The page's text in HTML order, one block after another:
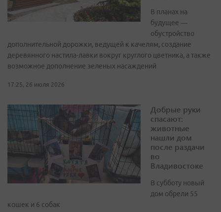
В планах на
будущее —
обустройство
дополнительной дорожки, ведущей к качелям, создание
деревянного настила-лавки вокруг круглого цветника, а также
возможное дополнение зеленых насаждений
17:25, 26 июля 2026
Добрые руки
спасают:
животные
нашли дом
после раздачи
во
Владивостоке
В субботу новый
дом обрели 55
кошек и 6 собак